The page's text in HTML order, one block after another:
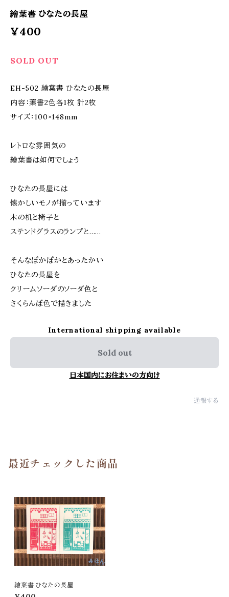
繪葉書 ひなたの長屋
¥400
SOLD OUT
EH-502 繪葉書 ひなたの長屋
内容：葉書2色各1枚 計2枚
サイズ：100×148mm
レトロな雰囲気の
繪葉書は如何でしょう
ひなたの長屋には
懐かしいモノが揃っています
木の机と椅子と
ステンドグラスのランプと……
そんなぽかぽかとあったかい
ひなたの長屋を
クリームソーダのソーダ色と
さくらんぼ色で描きました
International shipping available
Sold out
日本国内にお住まいの方向け
通報する
最近チェックした商品
繪葉書 ひなたの長屋